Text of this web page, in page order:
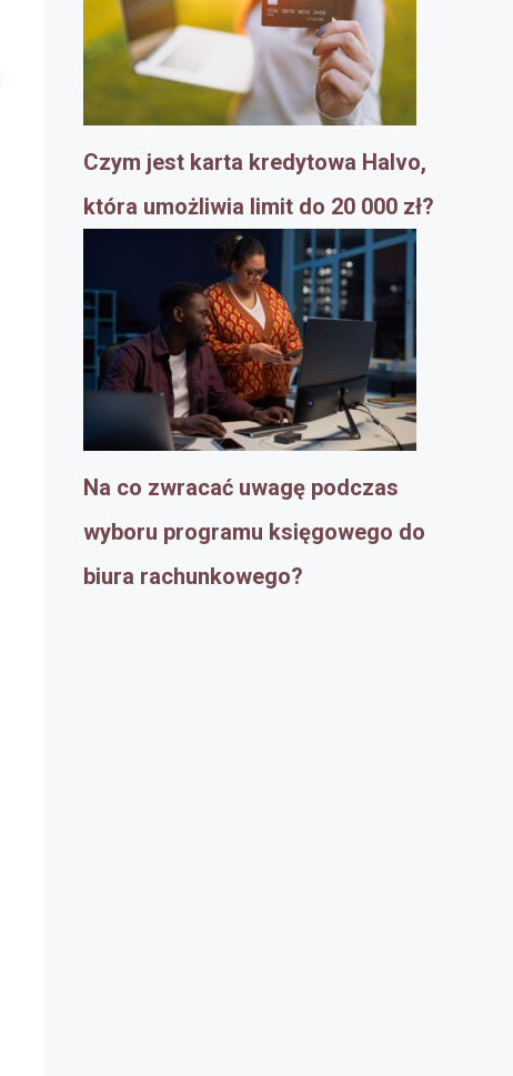
Czym jest karta kredytowa Halvo,
która umożliwia limit do 20 000 zł?
Na co zwracać uwagę podczas
wyboru programu księgowego do
biura rachunkowego?